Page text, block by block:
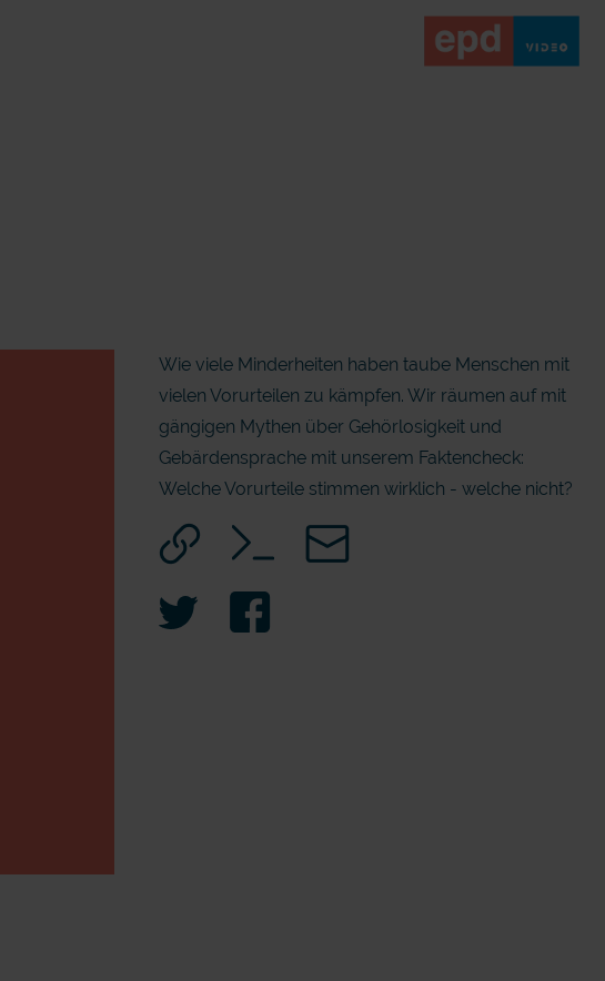
Wie viele Minderheiten haben taube Menschen mit
vielen Vorurteilen zu kämpfen. Wir räumen auf mit
gängigen Mythen über Gehörlosigkeit und
Gebärdensprache mit unserem Faktencheck:
Welche Vorurteile stimmen wirklich - welche nicht?